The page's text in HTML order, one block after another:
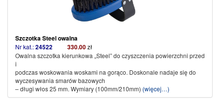
Szczotka Steel owalna
Nr kat.:24522 330.00zł
Owalna szczotka kierunkowa „Steel” do czyszczenia powierzchni przed
i
podczas woskowania woskami na gorąco. Doskonale nadaje się do
wyczesywania smarów bazowych
– długi włos 25 mm. Wymiary (100mm/210mm) (więcej…)